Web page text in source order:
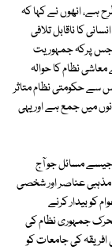
ہے، انھوں نے کہا کہ
کا ناقابل تلافی
جس پرکہ جمہوریت
نظام کا حوالہ
سے حکومتی نظام متاثر
میں جمع ہے اور یہی
جیسے مسائل جو آج
مذہبی عناصر اور شخصی
کو بیدار کرنے
جمہوری نظام کی
افریقہ کی جامعات کو